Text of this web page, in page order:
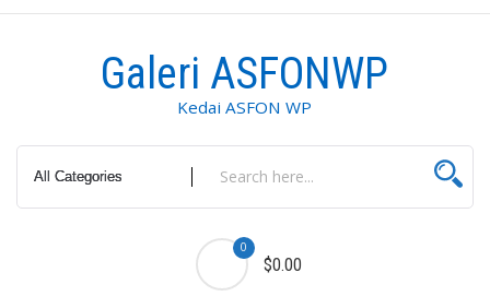
Skip
Galeri ASFONWP
Kedai ASFON WP
0
$0.00